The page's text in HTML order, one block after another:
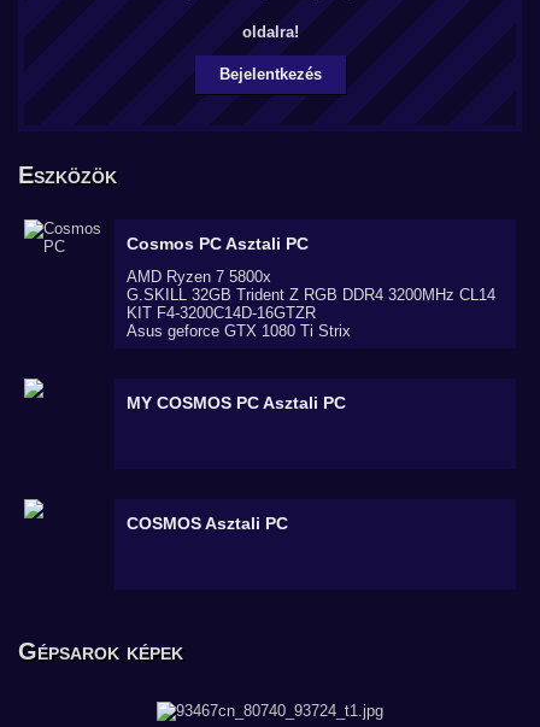
oldalra!
Bejelentkezés
Eszközök
Cosmos PCAsztali PC
AMD Ryzen 7 5800x
G.SKILL 32GB Trident Z RGB DDR4 3200MHz CL14
KIT F4-3200C14D-16GTZR
Asus geforce GTX 1080 Ti Strix
MY COSMOS PCAsztali PC
COSMOSAsztali PC
Gépsarok képek